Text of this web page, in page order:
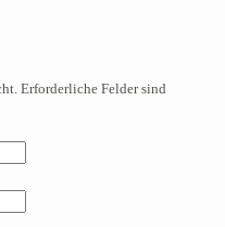
Erforderliche Felder sind